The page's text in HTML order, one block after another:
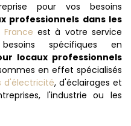
pour vos besoins
professionnels dans les
France est à votre service
spécifiques en
locaux professionnels
en effet spécialisés
d'électricité, d'éclairages et
l'industrie ou les